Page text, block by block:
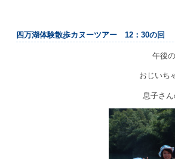
四万湖体験散歩カヌーツアー 12：30の回
午後
おじいち
息子さ